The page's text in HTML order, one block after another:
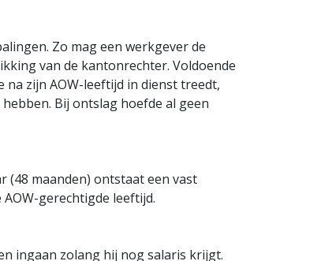
Zo mag een werkgever de
van de kantonrechter. Voldoende
zijn AOW-leeftijd in dienst treedt,
Bij ontslag hoefde al geen
(48 maanden) ontstaat een vast
gerechtigde leeftijd.
ingaan zolang hij nog salaris krijgt.